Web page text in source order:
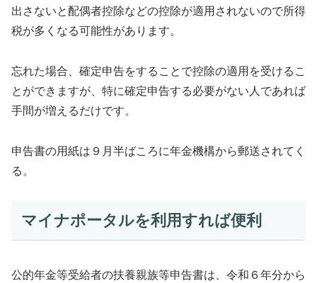
出さないと配偶者控除などの控除が適用されないので所得
税が多くなる可能性があります。
忘れた場合、確定申告をすることで控除の適用を受けるこ
とができますが、特に確定申告する必要がない人であれば
手間が増えるだけです。
申告書の用紙は９月半ばころに年金機構から郵送されてく
る。
マイナポータルを利用すれば便利
公的年金等受給者の扶養親族等申告書は、令和６年分から